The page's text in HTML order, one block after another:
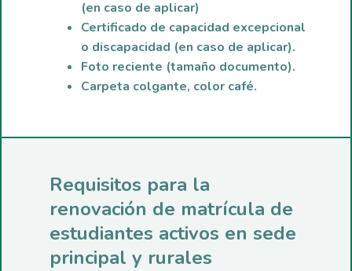
(en caso de aplicar)
Certificado de capacidad excepcional
o discapacidad (en caso de aplicar).
Foto reciente (tamaño documento).
Carpeta colgante, color café.
Requisitos para la
renovación de matrícula de
estudiantes activos en sede
principal y rurales